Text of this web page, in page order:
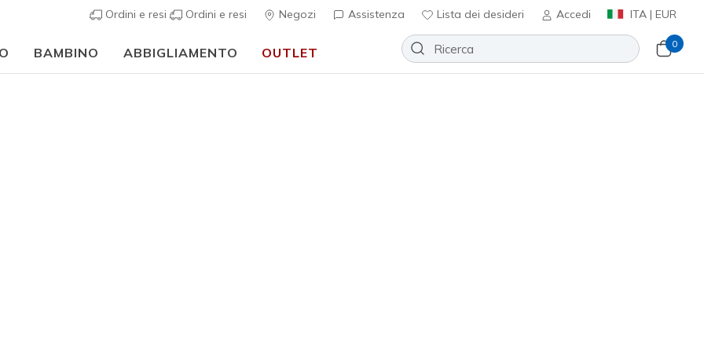
Ordini e resi Ordini e resi Negozi Assistenza Lista dei desideri Accedi ITA | EUR
BAMBINO ABBIGLIAMENTO OUTLET
0